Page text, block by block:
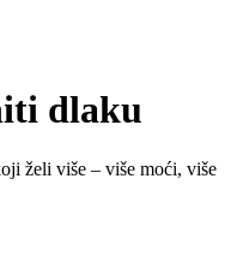
dlaku
želi više – više moći, više